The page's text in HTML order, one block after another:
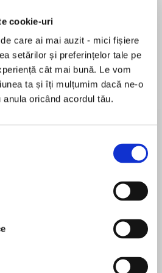
cookie-uri
care ai mai auzit - mici fișiere
setărilor și preferințelor tale pe
cât mai bună. Le vom
ta și îți mulțumim dacă ne-o
oricând acordul tău.
se îmbracă de
la...
Lauren Weisberger
Migdală
Sohn Won-pyung
explorează modul în
în special internetul
și economice. Harari ne
tehnologice care
accent pe impactul pe
digitală la progresele în
nu există recenzii